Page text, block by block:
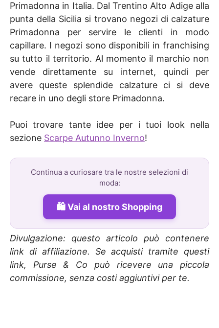
Primadonna in Italia. Dal Trentino Alto Adige alla
punta della Sicilia si trovano negozi di calzature
Primadonna per servire le clienti in modo
capillare. I negozi sono disponibili in franchising
su tutto il territorio. Al momento il marchio non
vende direttamente su internet, quindi per
avere queste splendide calzature ci si deve
recare in uno degli store Primadonna.
Puoi trovare tante idee per i tuoi look nella
sezione Scarpe Autunno Inverno!
Continua a curiosare tra le nostre selezioni di
moda:
Vai al nostro Shopping
Divulgazione: questo articolo può contenere
link di affiliazione. Se acquisti tramite questi
link, Purse & Co può ricevere una piccola
commissione, senza costi aggiuntivi per te.